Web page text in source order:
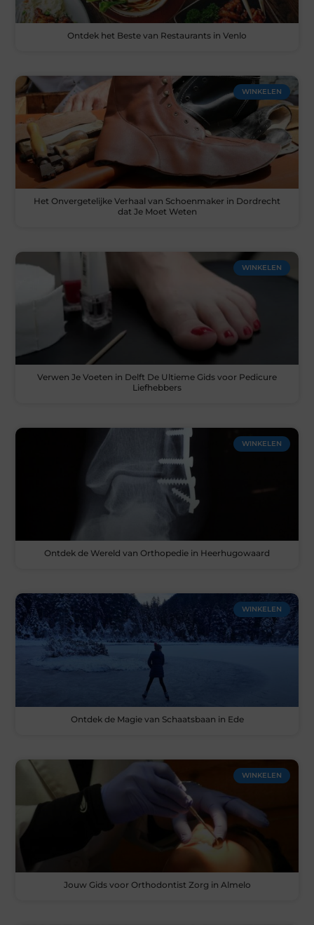
Ontdek het Beste van Restaurants in Venlo
WINKELEN
Het Onvergetelijke Verhaal van Schoenmaker in Dordrecht
dat Je Moet Weten
WINKELEN
Verwen Je Voeten in Delft De Ultieme Gids voor Pedicure
Liefhebbers
WINKELEN
Ontdek de Wereld van Orthopedie in Heerhugowaard
WINKELEN
Ontdek de Magie van Schaatsbaan in Ede
WINKELEN
Jouw Gids voor Orthodontist Zorg in Almelo